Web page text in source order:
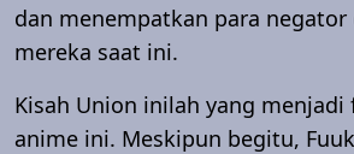
dan menempatkan para
mereka saat ini.
Kisah Union inilah yang menjadi
anime ini. Meskipun begitu,